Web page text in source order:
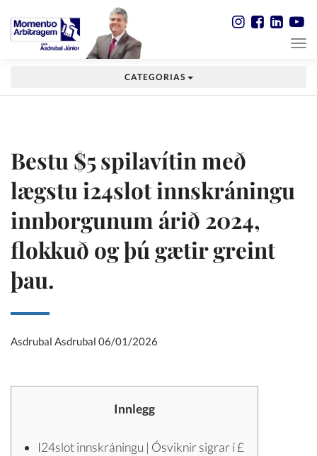
CATEGORIAS
Bestu $5 spilavítin með
lægstu i24slot innskráningu
innborgunum árið 2024,
flokkuð og þú gætir greint
þau.
Asdrubal Asdrubal 06/01/2026
Innlegg
I24slot innskráningu | Ósviknir sigrar í £